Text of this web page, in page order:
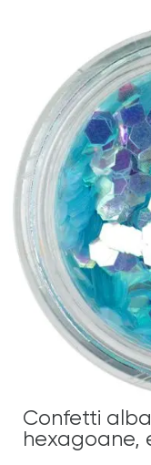
Confetti
hexagoane,